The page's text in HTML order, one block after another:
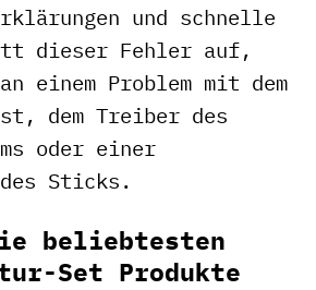
und schnelle
dieser Fehler auf,
einem Problem mit dem
dem Treiber des
oder einer
des Sticks.
beliebtesten
Set Produkte